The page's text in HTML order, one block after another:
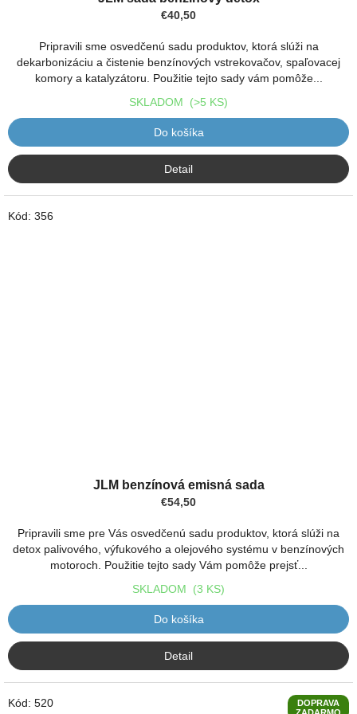
€40,50
Pripravili sme osvedčenú sadu produktov, ktorá slúži na
dekarbonizáciu a čistenie benzínových vstrekovačov, spaľovacej
komory a katalyzátoru. Použitie tejto sady vám pomôže...
SKLADOM (>5 KS)
Do košíka
Detail
JLM benzínová emisná sada
€54,50
Pripravili sme pre Vás osvedčenú sadu produktov, ktorá slúži na
detox palivového, výfukového a olejového systému v benzínových
motoroch. Použitie tejto sady Vám pomôže prejsť...
SKLADOM (3 KS)
Do košíka
Detail
Kód: 356
DOPRAVA
Kód: 520